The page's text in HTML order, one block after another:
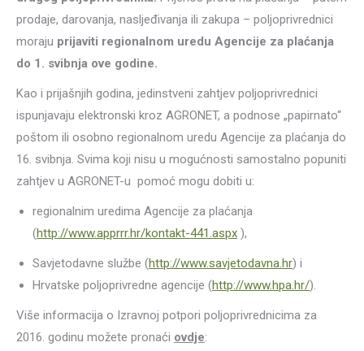
prodaje, darovanja, nasljeđivanja ili zakupa – poljoprivrednici
moraju prijaviti regionalnom uredu Agencije za plaćanja
do 1. svibnja ove godine.
Kao i prijašnjih godina, jedinstveni zahtjev poljoprivrednici
ispunjavaju elektronski kroz AGRONET, a podnose „papirnato“
poštom ili osobno regionalnom uredu Agencije za plaćanja do
16. svibnja. Svima koji nisu u mogućnosti samostalno popuniti
zahtjev u AGRONET-u pomoć mogu dobiti u:
regionalnim uredima Agencije za plaćanja
(http://www.apprrr.hr/kontakt-441.aspx ),
Savjetodavne službe (http://www.savjetodavna.hr) i
Hrvatske poljoprivredne agencije (http://www.hpa.hr/).
Više informacija o Izravnoj potpori poljoprivrednicima za
2016. godinu možete pronaći ovdje: